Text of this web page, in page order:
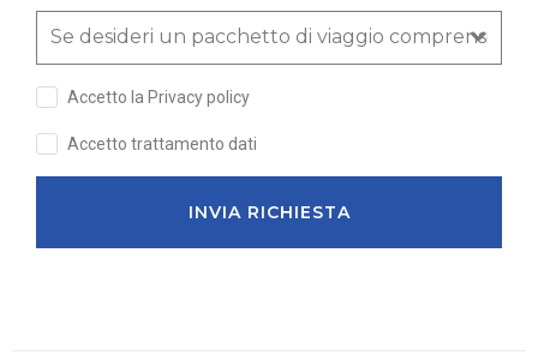
Accetto la Privacy policy
Accetto trattamento dati
INVIA RICHIESTA